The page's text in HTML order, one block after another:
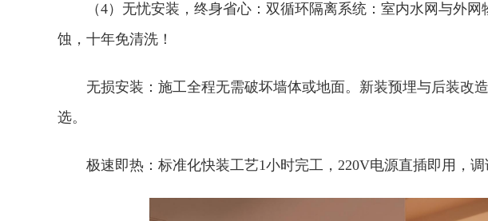
（4）‌无忧安装，终身省心：‌‌双循环隔离系统：‌室内水网与外
蚀，十年免清洗！‌
无损安装：‌施工全程无需破坏墙体或地面。新装预埋与后装改
选。‌
极速即热：‌标准化快装工艺‌1小时完工‌，220V电源直插即用，调